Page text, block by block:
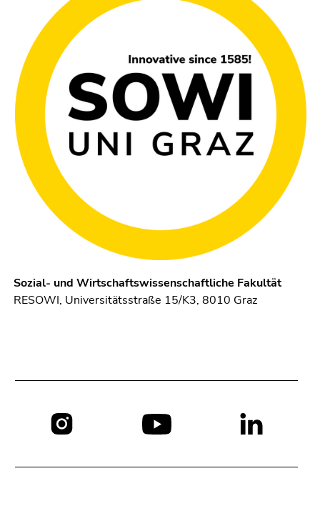
Sozial- und Wirtschaftswissenschaftliche Fakultät
RESOWI, Universitätsstraße 15/K3, 8010 Graz